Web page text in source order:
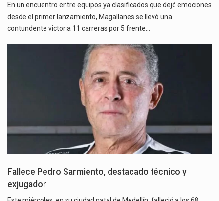
En un encuentro entre equipos ya clasificados que dejó emociones
desde el primer lanzamiento, Magallanes se llevó una
contundente victoria 11 carreras por 5 frente…
Fallece Pedro Sarmiento, destacado técnico y
exjugador